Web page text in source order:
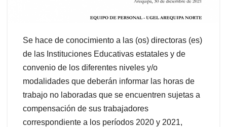
Se hace de conocimiento a las (os) directoras (es)
de las Instituciones Educativas estatales y de
convenio de los diferentes niveles y/o
modalidades que deberán informar las horas de
trabajo no laboradas que se encuentren sujetas a
compensación de sus trabajadores
correspondiente a los períodos 2020 y 2021,